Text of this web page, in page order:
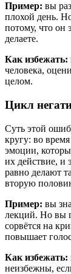
Пример: вы
плохой день.
потому, что он
делаете.
Как избежать:
человека,
целом.
Цикл
Суть этой
кругу: во
эмоции,
их действие, и
равно делают
вторую
Пример: вы
лекций. Но вы
сорвётся на
повышает
Как избежать:
неизбежны,